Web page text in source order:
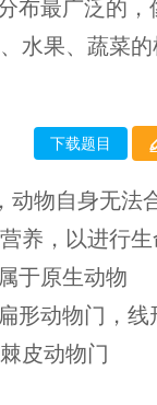
布最广泛的，
水果、蔬菜
下载题目
动物自身无法
养，以进行
于原生动物
形动物门，线
皮动物门